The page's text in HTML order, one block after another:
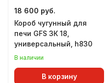
18 600 руб.
Короб чугунный для
печи GFS ЗК 18,
универсальный, h830
В наличии
В корзину